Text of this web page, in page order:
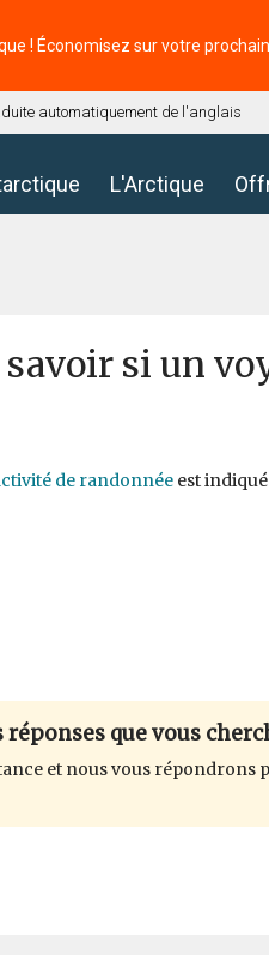
! Économisez sur votre
automatiquement de l'anglais
L'Arctique
si un
de randonnée est
que vous
et nous vous répondrons